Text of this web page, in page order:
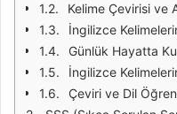
Kelime Çevirisi ve
İngilizce
Günlük Hayatta
İngilizce
Çeviri ve Dil